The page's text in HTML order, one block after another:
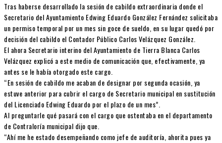
Tras haberse desarrollado la sesión de cabildo extraordinaria donde el
Secretario del Ayuntamiento Edwing Eduardo González Fernández solicitaba
un permiso temporal por un mes sin goce de sueldo, en su lugar quedó por
decisión del cabildo el Contador Público Carlos Velázquez González.
El ahora Secretario interino del Ayuntamiento de Tierra Blanca Carlos
Velázquez explicó a este medio de comunicación que, efectivamente, ya
antes se le había otorgado este cargo.
“En sesión de cabildo me acaban de designar por segunda ocasión, ya
estuve anterior para cubrir el cargo de Secretario municipal en sustitución
del Licenciado Edwing Eduardo por el plazo de un mes”.
Al preguntarle qué pasará con el cargo que ostentaba en el departamento
de Contraloría municipal dijo que.
“Ahí me he estado desempeñando como jefe de auditoría, ahorita pues ya